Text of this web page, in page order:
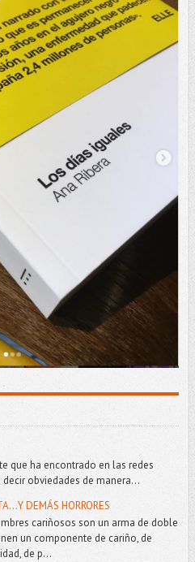
que ha encontrado en las redes
obviedades de manera...
DEMÁS HORRORES
cariñosos son un arma de doble
un componente de cariño, de
de p...